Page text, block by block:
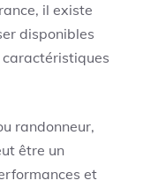
il existe
disponibles
caractéristiques
randonneur,
être un
et